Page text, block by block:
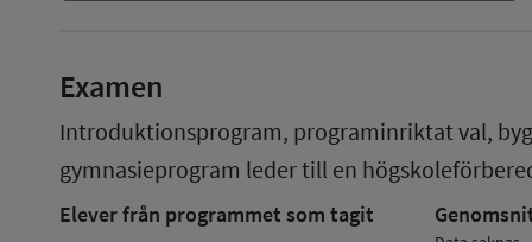
Examen
Introduktionsprogram, programinriktat val,
gymnasieprogram leder till en
Elever från programmet som tagit